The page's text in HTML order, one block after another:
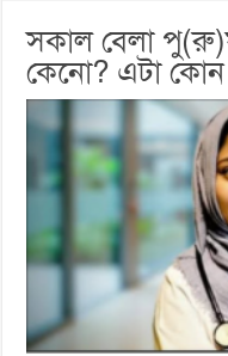
সকাল বেলা
কেনো? এটা